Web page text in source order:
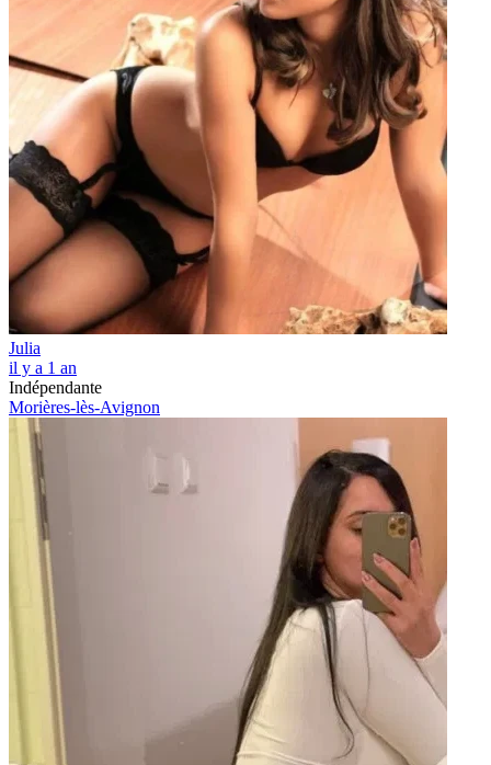
Julia
il y a 1 an
Indépendante
Morières-lès-Avignon